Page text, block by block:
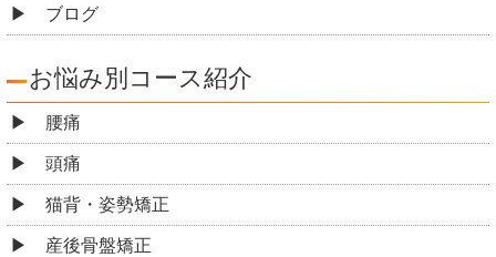
ブログ
お悩み別コース紹介
腰痛
頭痛
猫背・姿勢矯正
産後骨盤矯正